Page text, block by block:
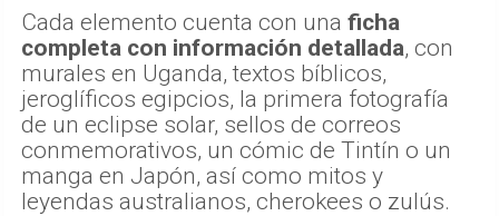
Cada elemento cuenta con una ficha
completa con información detallada, con
murales en Uganda, textos bíblicos,
jeroglíficos egipcios, la primera fotografía
de un eclipse solar, sellos de correos
conmemorativos, un cómic de Tintín o un
manga en Japón, así como mitos y
leyendas australianos, cherokees o zulús.